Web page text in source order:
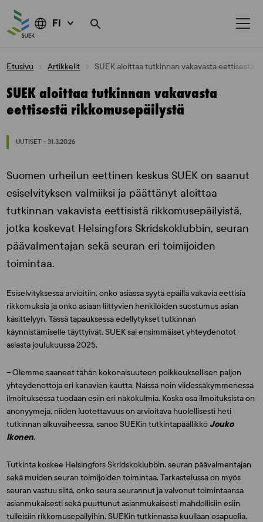
FI
Etusivu Artikkelit SUEK aloittaa tutkinnan vakavasta eettisestä
SUEK aloittaa tutkinnan vakavasta
eettisestä rikkomusepäilystä
UUTISET - 31.3.2026
Suomen urheilun eettinen keskus SUEK on saanut
esiselvityksen valmiiksi ja päättänyt aloittaa
tutkinnan vakavista eettisistä rikkomusepäilyistä,
jotka koskevat Helsingfors Skridskoklubbin, seuran
päävalmentajan sekä seuran eri toimijoiden
toimintaa.
Esiselvityksessä arvioitiin, onko asiassa syytä epäillä vakavia eettisiä
rikkomuksia ja onko asiaan liittyvien henkilöiden suostumus asian
käsittelyyn. Tässä tapauksessa edellytykset tutkinnan
käynnistämiselle täyttyivät. SUEK sai ensimmäiset yhteydenotot
asiasta joulukuussa 2025.
– Olemme saaneet tähän kokonaisuuteen poikkeuksellisen paljon
yhteydenottoja eri kanavien kautta. Näissä noin viidessäkymmenessä
ilmoituksessa tuodaan esiin eri näkökulmia. Koska osa ilmoituksista on
anonyymejä, niiden luotettavuus on arvioitava huolellisesti heti
tutkinnan alkuvaiheessa, sanoo SUEKin tutkintapäällikköJouko
Ikonen.
Tutkinta koskee Helsingfors Skridskoklubbin, seuran päävalmentajan
sekä muiden seuran toimijoiden toimintaa. Tarkastelussa on myös
seuran vastuu siitä, onko seura seurannut ja valvonut toimintaansa
asianmukaisesti sekä puuttunut asianmukaisesti mahdollisiin esiin
tulleisiin rikkomusepäilyihin. SUEKin tutkinnassa kuullaan osapuolia,